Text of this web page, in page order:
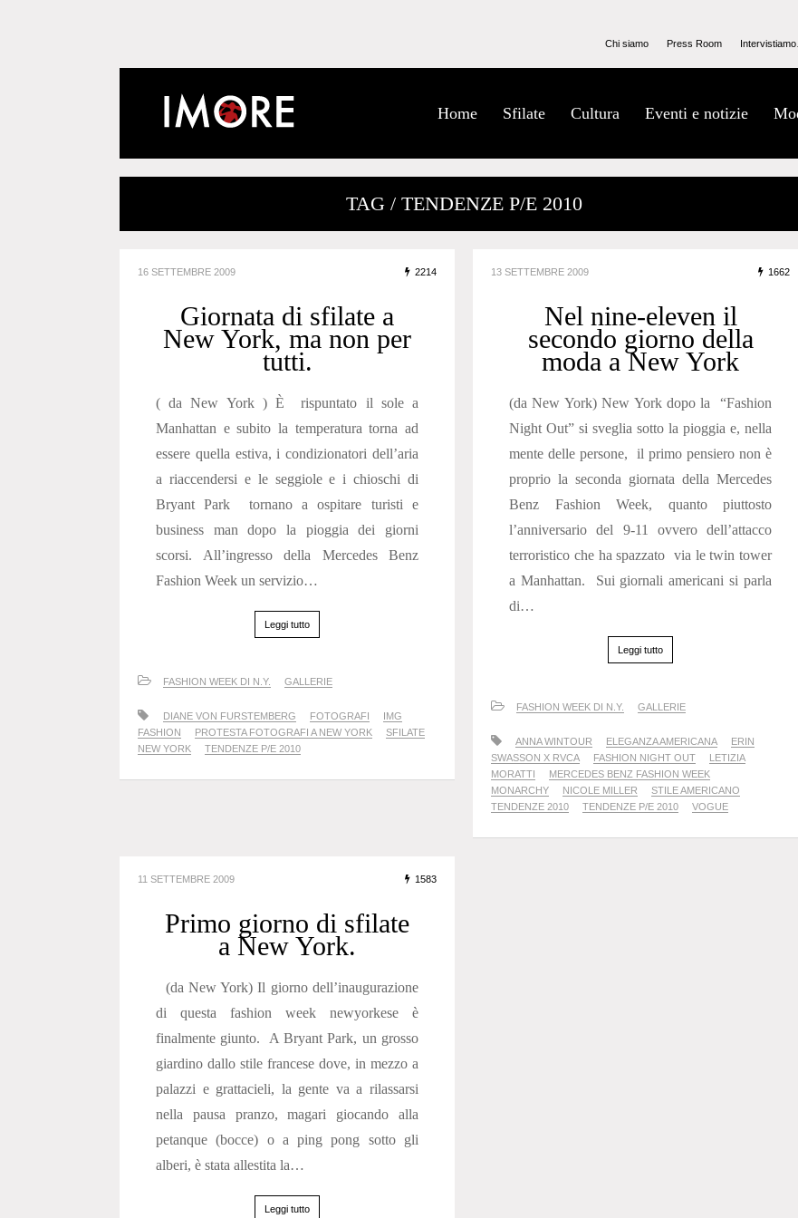
Chi siamo Press Room
Home Sfilate Cultura Eventi e notizie
TAG / TENDENZE P/E 2010
16 SETTEMBRE 2009 2214
Giornata di sfilate a
New York, ma non per
tutti.
( da New York ) È rispuntato il sole a
Manhattan e subito la temperatura torna ad
essere quella estiva, i condizionatori dell’aria
a riaccendersi e le seggiole e i chioschi di
Bryant Park tornano a ospitare turisti e
business man dopo la pioggia dei giorni
scorsi. All’ingresso della Mercedes Benz
Fashion Week un servizio…
Leggi tutto
FASHION WEEK DI N.Y. GALLERIE
DIANE VON FURSTEMBERG FOTOGRAFI
IMG
FASHION
PROTESTA FOTOGRAFI A NEW YORK
SFILATE
NEW YORK
TENDENZE P/E 2010
13 SETTEMBRE 2009 1662
Nel nine-eleven il
secondo giorno della
moda a New York
(da New York) New York dopo la “Fashion
Night Out” si sveglia sotto la pioggia e, nella
mente delle persone, il primo pensiero non è
proprio la seconda giornata della Mercedes
Benz Fashion Week, quanto piuttosto
l’anniversario del 9-11 ovvero dell’attacco
terroristico che ha spazzato via le twin tower
a Manhattan. Sui giornali americani si parla
di…
Leggi tutto
FASHION WEEK DI N.Y. GALLERIE
ANNA WINTOUR ELEGANZA AMERICANA
ERIN
SWASSON X RVCA
FASHION NIGHT OUT
LETIZIA
MORATTI
MERCEDES BENZ FASHION WEEK
MONARCHY
NICOLE MILLER
STILE AMERICANO
TENDENZE 2010
TENDENZE P/E 2010 VOGUE
11 SETTEMBRE 2009 1583
Primo giorno di sfilate
a New York.
(da New York) Il giorno dell’inaugurazione
di questa fashion week newyorkese è
finalmente giunto. A Bryant Park, un grosso
giardino dallo stile francese dove, in mezzo a
palazzi e grattacieli, la gente va a rilassarsi
nella pausa pranzo, magari giocando alla
petanque (bocce) o a ping pong sotto gli
alberi, è stata allestita la…
Leggi tutto